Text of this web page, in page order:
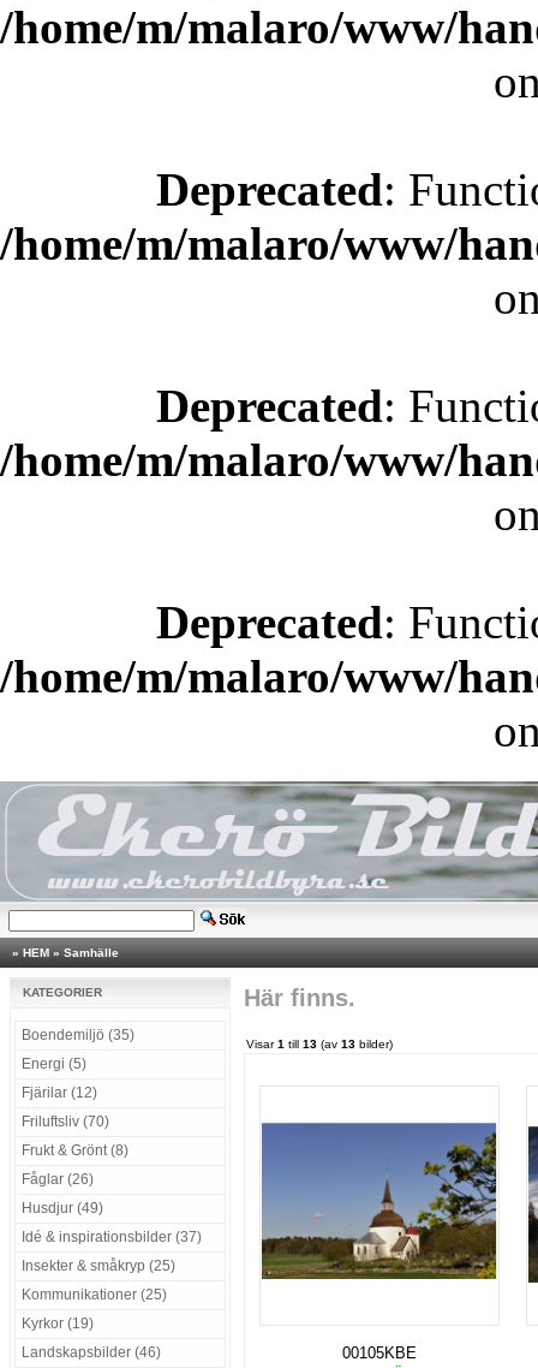
/home/m/malaro/www/
Deprecated:
/home/m/malaro/www/
Deprecated:
/home/m/malaro/www/
Deprecated:
/home/m/malaro/www/
» HEM » Samhälle
KATEGORIER
Boendemiljö (35)
Energi (5)
Fjärilar (12)
Friluftsliv (70)
Frukt & Grönt (8)
Fåglar (26)
Husdjur (49)
Idé & inspirationsbilder (37)
Insekter & småkryp (25)
Kommunikationer (25)
Kyrkor (19)
Landskapsbilder (46)
Här finns.
Visar1 till 13 (av 13 bilder)
00105KBE